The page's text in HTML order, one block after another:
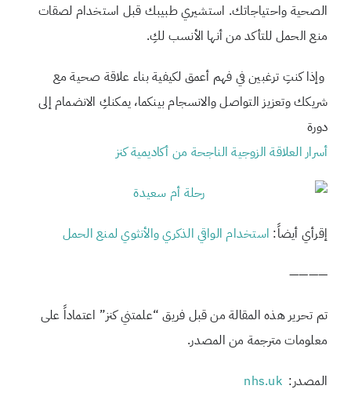
الصحية واحتياجاتك. استشيري طبيبك قبل استخدام لصقات
منع الحمل للتأكد من أنها الأنسب لكِ.
وإذا كنتِ ترغبين في فهم أعمق لكيفية بناء علاقة صحية مع
شريكك وتعزيز التواصل والانسجام بينكما، يمكنكِ الانضمام إلى
دورة
أسرار العلاقة الزوجية الناجحة من أكاديمية كنز
إقرأي أيضاً: استخدام الواقي الذكري والأنثوي لمنع الحمل
————
تم تحرير هذه المقالة من قبل فريق “علمتني كنز” اعتماداً على
معلومات مترجمة من المصدر.
المصدر:nhs.uk